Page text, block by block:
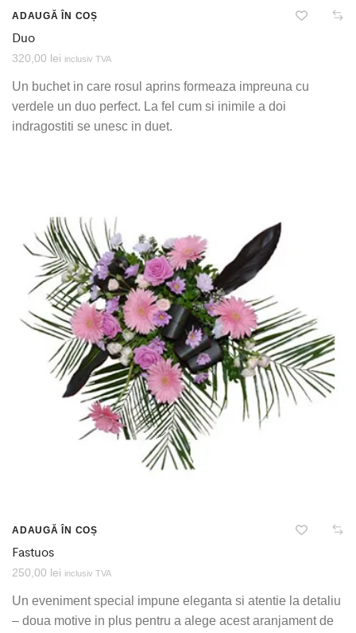
ADAUGĂ ÎN COȘ
Duo
320,00 lei inclusiv TVA
Un buchet in care rosul aprins formeaza impreuna cu
verdele un duo perfect. La fel cum si inimile a doi
indragostiti se unesc in duet.
ADAUGĂ ÎN COȘ
Fastuos
250,00 lei inclusiv TVA
Un eveniment special impune eleganta si atentie la detaliu
– doua motive in plus pentru a alege acest aranjament de